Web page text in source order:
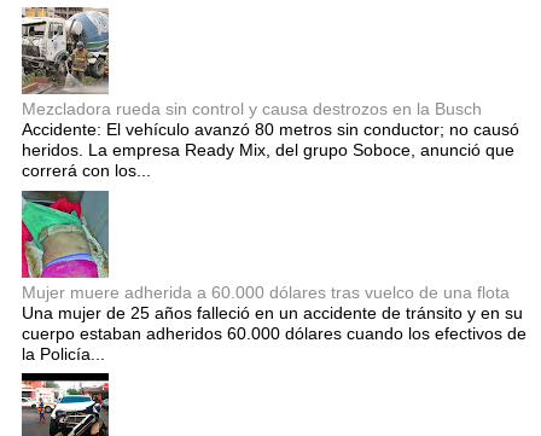
Mezcladora rueda sin control y causa destrozos en la Busch
Accidente: El vehículo avanzó 80 metros sin conductor; no causó
heridos. La empresa Ready Mix, del grupo Soboce, anunció que
correrá con los...
Mujer muere adherida a 60.000 dólares tras vuelco de una flota
Una mujer de 25 años falleció en un accidente de tránsito y en su
cuerpo estaban adheridos 60.000 dólares cuando los efectivos de
la Policía...